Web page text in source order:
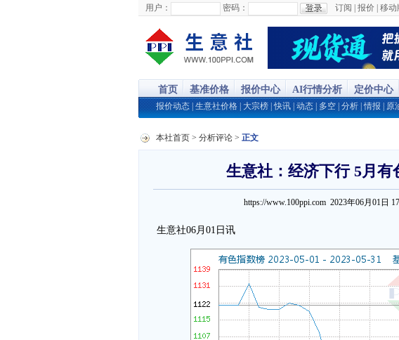
用户： 密码： 订阅 报价 移动
首页 基准价格 报价中心 AI行情分析 定价中心
报价动态 生意社价格 大宗榜 |快讯 动态 多空 分析 |情报 原
本社首页 > 分析评论 > 正文
生意社：经济下行 5月有
https://www.100ppi.com 2023年06月01日
生意社06月01日讯